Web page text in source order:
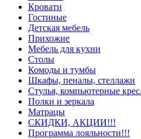
Кровати
Гостиные
Детская мебель
Прихожие
Мебель для кухни
Столы
Комоды и тумбы
Шкафы, пеналы, стеллажи
Стулья, компьютерные
Полки и зеркала
Матрацы
СКИДКИ, АКЦИИ!!!
Программа лояльности!!!